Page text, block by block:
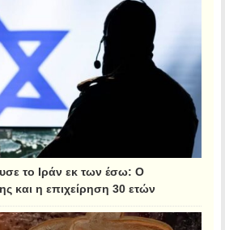
το Ιράν εκ των έσω: Ο
και η επιχείρηση 30 ετών